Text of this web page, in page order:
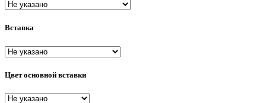
пусеты (гвоздики)
Вставка
Цвет основной вставки